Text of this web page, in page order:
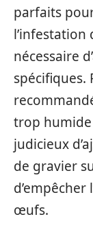
parfaits
l’infestation
nécessaire
spécifiques.
trop humide
judicieux
de gravier
œufs.